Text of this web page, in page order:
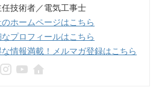
任技術者／電気工事士
のホームページはこちら
なプロフィールはこちら
な情報満載！メルマガ登録はこちら